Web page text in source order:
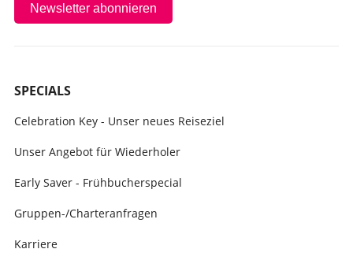
Newsletter abonnieren
SPECIALS
Celebration Key - Unser neues Reiseziel
Unser Angebot für Wiederholer
Early Saver - Frühbucherspecial
Gruppen-/Charteranfragen
Karriere